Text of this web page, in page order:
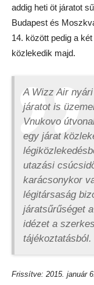
addig heti öt járatot
Budapest és
14. között pedig a
közlekedik majd.
A Wizz Air
járatot is
Vnukovo
egy járat
utazási
karácsonykor
légitársaság
járatsűrűséget
idézet a
tájékoztatásból.
Frissítve: 2015. január